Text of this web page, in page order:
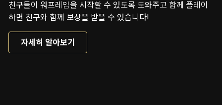
친구들이 워프레임을 시작할 수 있도록 도와주고 함께 플레이
하면 친구와 함께 보상을 받을 수 있습니다!
자세히 알아보기